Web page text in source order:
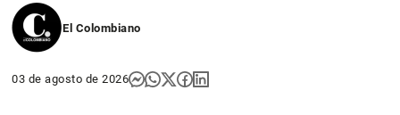
El Colombiano
03 de agosto de 2026